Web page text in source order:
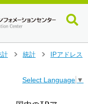
計
統計
IPアドレス
Select Language ▼